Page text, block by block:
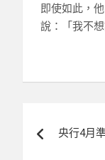
即使如此，
說：「我不
章
央行4月